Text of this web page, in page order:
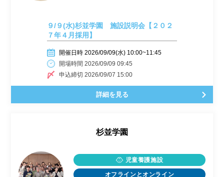
９/９(水)杉並学園 施設説明会【２０２
７年４月採用】
開催日時 2026/09/09(水) 10:00~11:45
開場時間 2026/09/09 09:45
申込締切 2026/09/07 15:00
詳細を見る
杉並学園
児童養護施設
オフラインとオンライン